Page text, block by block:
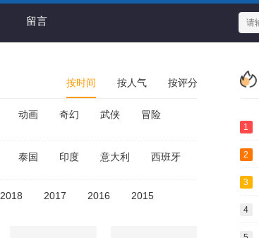
留言
按时间 按人气 按评分
动画 奇幻 武侠 冒险
泰国 印度 意大利 西班牙
2018 2017 2016 2015
1
2
3
4